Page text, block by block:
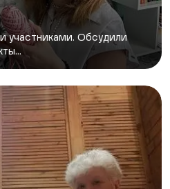
участниками. Обсудили